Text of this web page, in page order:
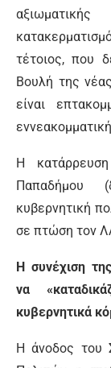
τέτοιος, που
Βουλή της
είναι
Η
Παπαδήμου
κυβερνητική
σε πτώση τον
Η συνέχιση
να
κυβερνητικά
Η άνοδος του